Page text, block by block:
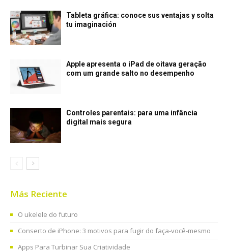
Tableta gráfica: conoce sus ventajas y solta
tu imaginación
Apple apresenta o iPad de oitava geração
com um grande salto no desempenho
Controles parentais: para uma infância
digital mais segura
Más Reciente
O ukelele do futuro
Conserto de iPhone: 3 motivos para fugir do faça-você-mesmo
Apps Para Turbinar Sua Criatividade